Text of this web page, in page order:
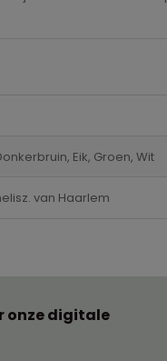
Eik, Groen, Wit
van Haarlem
onze digitale